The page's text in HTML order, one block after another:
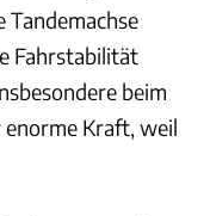
Tandemachse
Fahrstabilität
beim
enorme Kraft, weil